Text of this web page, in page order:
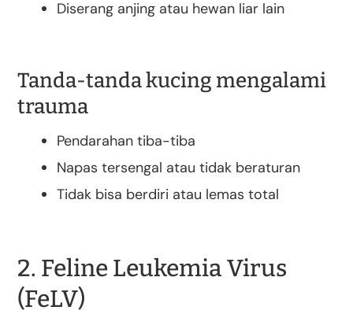
Diserang anjing atau hewan liar lain
Tanda-tanda kucing mengalami
trauma
Pendarahan tiba-tiba
Napas tersengal atau tidak beraturan
Tidak bisa berdiri atau lemas total
2. Feline Leukemia Virus
(FeLV)